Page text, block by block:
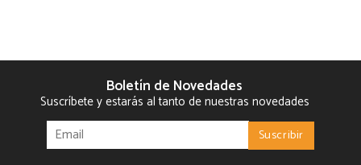
Boletín de Novedades
Suscríbete y estarás al tanto de nuestras novedades